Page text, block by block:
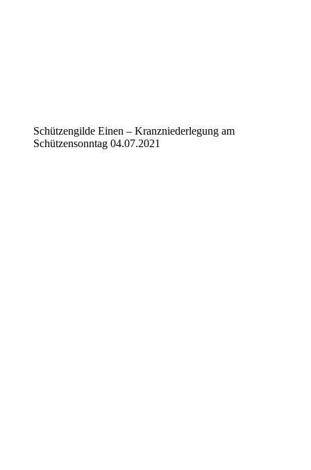
Schützengilde Einen – Kranzniederlegung am
Schützensonntag 04.07.2021